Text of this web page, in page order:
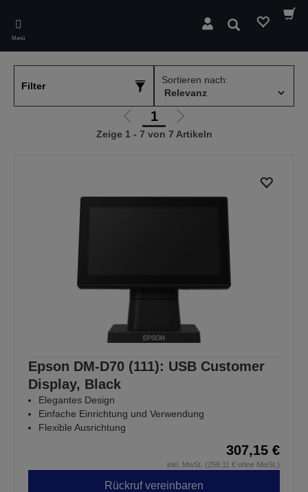
main
content
Menü
Suchen
Filter
Sortieren nach:
Zur
vorherigen
1
Zur
nächsten
Zeige 1 - 7 von 7 Artikeln
Epson DM-D70 (111): USB Customer
Display, Black
Elegantes Design
Einfache Einrichtung und Verwendung
Flexible Ausrichtung
307,15 €
inkl. MwSt. (258,11 € ohne MwSt.)
Rückruf vereinbaren